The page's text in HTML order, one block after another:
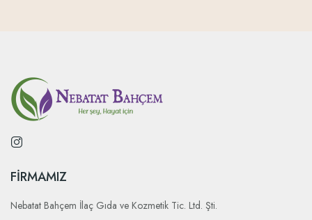
FIRMAMIZ
Nebatat Bahçem İlaç Gıda ve Kozmetik Tic. Ltd. Şti.